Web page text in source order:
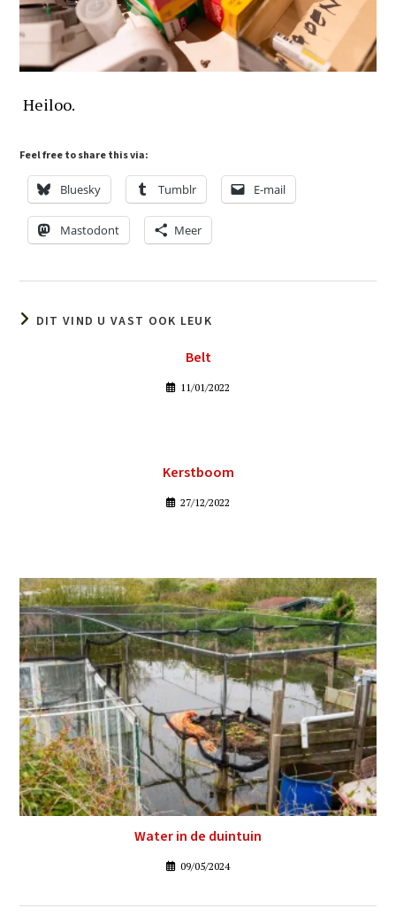
Heiloo.
Feel free to share this via:
Bluesky Tumblr E-mail
Mastodont Meer
DIT VIND U VAST OOK LEUK
Belt
11/01/2022
Kerstboom
27/12/2022
Water in de duintuin
09/05/2024